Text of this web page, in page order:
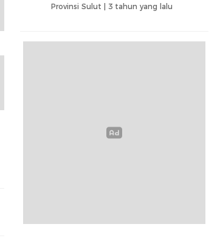
Provinsi Sulut | 3 tahun yang lalu